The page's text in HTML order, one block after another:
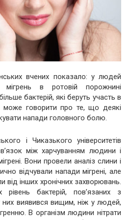
вчених показало: у людей
в ротовій порожнині
бактерій, які беруть участь в
може говорити про те, що деякі
напади головного болю.
і Чиказького університетів
між харчуванням людини і
Вони провели аналіз слини і
відчували напади мігрені, але
інших хронічних захворювань.
бактерій, пов’язаних з
них виявився вищим, ніж у людей,
В організм людини нітрати